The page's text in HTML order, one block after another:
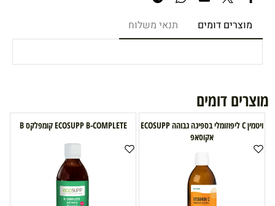
מוצרים דומים תנאי משלוח
מוצרים דומים
ויטמין C ליפוזומלי בספיגה גבוהה ECOSUPP
אקוסאפ
ECOSUPP B-COMPLETE קומפלקס B